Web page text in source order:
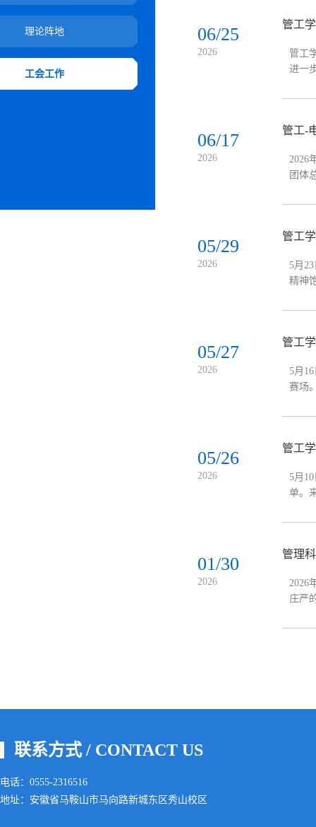
理论阵地
工会工作
06/25
2026
管工
管工
进一
06/17
2026
管工-
2026
团体
05/29
2026
管工
5月
精神
05/27
2026
管工
5月
赛场
05/26
2026
管工
5月
单。
01/30
2026
管理
2026
庄严
联系方式 / CONTACT US
电话：0555-2316516
地址：安徽省马鞍山市马向路新城东区秀山校区